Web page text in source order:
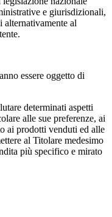
e giurisdizionali,
alternativamente al
essere oggetto di
determinati aspetti
alle sue preferenze, ai
ai prodotti venduti ed alle
al Titolare medesimo
più specifico e mirato